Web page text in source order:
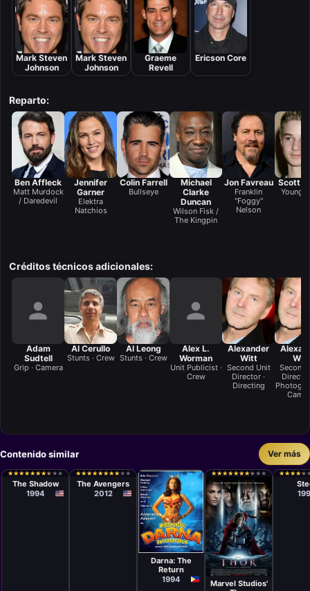
Mark Steven
Johnson
Mark Steven
Johnson
Graeme
Revell
Ericson Core
Reparto:
Ben Affleck
Matt Murdock
/ Daredevil
Jennifer
Garner
Elektra
Natchios
Colin Farrell
Bullseye
Michael
Clarke
Duncan
Wilson Fisk /
The Kingpin
Jon Favreau
Franklin
"Foggy"
Nelson
Scott
Young
Créditos técnicos adicionales:
Adam
Sudtell
Grip · Camera
Al Cerullo
Stunts · Crew
Al Leong
Stunts · Crew
Alex L.
Worman
Unit Publicist ·
Crew
Alexander
Witt
Second Unit
Director ·
Directing
Witt
Second
Contenido similar Ver más
★
★★
★★
★★
★★
★★
★★
★★
★ ★
★ ★
★
Russell
Mulcahy
The Shadow
1994
★
★★
★★
★★
★★
★★
★★
★★
★★
★ ★
★
Joss Whedon
The Avengers
2012
Película
Peque
Gallaga, Lore
Reyes
Darna: The
Return
1994
★
★★
★★
★★
★★
★★
★★
★★
★ ★
★ ★
★
Película
Kenneth
Branagh
Marvel Studios'
★
★★
★★
★★
★★
★